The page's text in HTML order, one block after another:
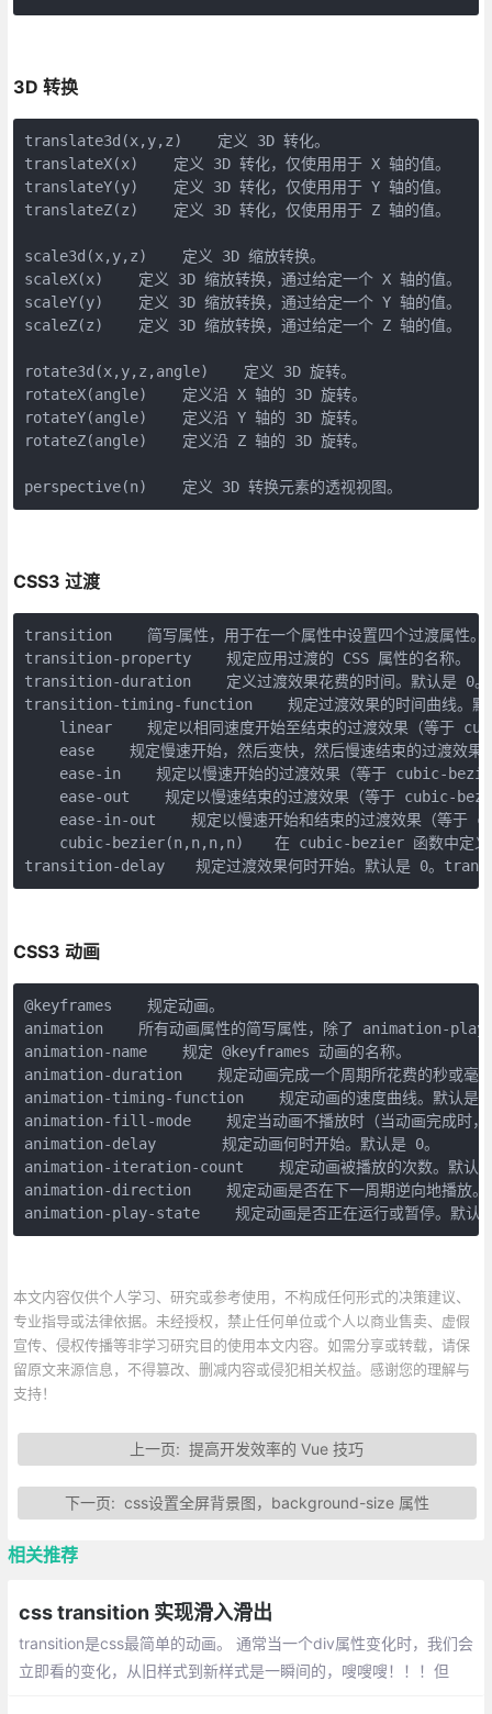
3D 转换
translate3d(x,y,z)    定义 3D 转化。
translateX(x)    定义 3D 转化，仅使用用于 X 轴的值。
translateY(y)    定义 3D 转化，仅使用用于 Y 轴的值。
translateZ(z)    定义 3D 转化，仅使用用于 Z 轴的值。
scale3d(x,y,z)    定义 3D 缩放转换。
scaleX(x)    定义 3D 缩放转换，通过给定一个 X 轴的值。
scaleY(y)    定义 3D 缩放转换，通过给定一个 Y 轴的值。
scaleZ(z)    定义 3D 缩放转换，通过给定一个 Z 轴的值。
rotate3d(x,y,z,angle)    定义 3D 旋转。
rotateX(angle)    定义沿 X 轴的 3D 旋转。
rotateY(angle)    定义沿 Y 轴的 3D 旋转。
rotateZ(angle)    定义沿 Z 轴的 3D 旋转。
perspective(n)    定义 3D 转换元素的透视视图。
CSS3 过渡
transition    简写属性，用于在一个属性中设置四个过渡属性。
transition-property    规定应用过渡的 CSS 属性的名称。
transition-duration    定义过渡效果花费的时间。默认是
transition-timing-function    规定过渡效果的时间曲线。默
linear    规定以相同速度开始至结束的过渡效果（等于
ease    规定慢速开始，然后变快，然后慢速结束的过渡效
ease-in    规定以慢速开始的过渡效果（等于 cubic-
ease-out    规定以慢速结束的过渡效果（等于 cubic-
ease-in-out    规定以慢速开始和结束的过渡效果（等于
cubic-bezier(n,n,n,n)　　在 cubic-bezier 函数中定义
transition-delay　　规定过渡效果何时开始。默认是 0。
CSS3 动画
@keyframes    规定动画。
animation    所有动画属性的简写属性，除了 animation-
animation-name    规定 @keyframes 动画的名称。
animation-duration    规定动画完成一个周期所花费的秒或
animation-timing-function    规定动画的速度曲线。默
animation-fill-mode    规定当动画不播放时（当动画完成时，
animation-delay    　　规定动画何时开始。默认是 0。
animation-iteration-count    规定动画被播放的次数。默认
animation-direction    规定动画是否在下一周期逆向地播放
animation-play-state    规定动画是否正在运行或暂停。默
本文内容仅供个人学习、研究或参考使用，不构成任何形式的决策建议、
专业指导或法律依据。未经授权，禁止任何单位或个人以商业售卖、虚假
宣传、侵权传播等非学习研究目的使用本文内容。如需分享或转载，请保
留原文来源信息，不得篡改、删减内容或侵犯相关权益。感谢您的理解与
支持！
上一页:提高开发效率的 Vue 技巧
下一页: css设置全屏背景图，background-size 属性
相关推荐
css transition 实现滑入滑出
transition是css最简单的动画。 通常当一个div属性变化时，我们会
立即看的变化，从旧样式到新样式是一瞬间的，嗖嗖嗖！！！但